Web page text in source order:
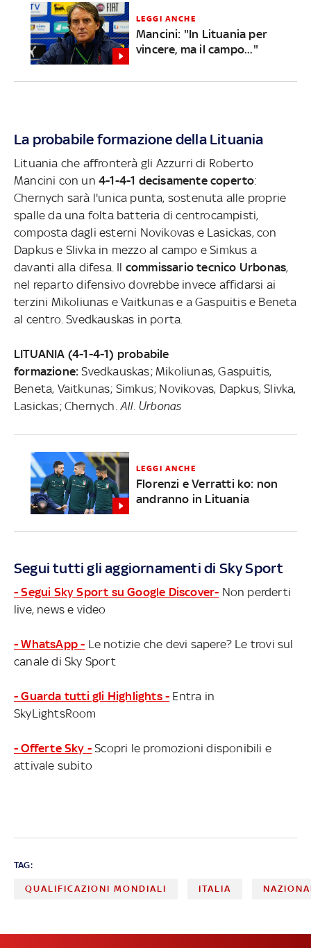
LEGGI ANCHE
Mancini: "In Lituania per
vincere, ma il campo..."
La probabile formazione della Lituania
Lituania che affronterà gli Azzurri di Roberto
Mancini con un 4-1-4-1 decisamente coperto:
Chernych sarà l'unica punta, sostenuta alle proprie
spalle da una folta batteria di centrocampisti,
composta dagli esterni Novikovas e Lasickas, con
Dapkus e Slivka in mezzo al campo e Simkus a
davanti alla difesa. Il commissario tecnico Urbonas,
nel reparto difensivo dovrebbe invece affidarsi ai
terzini Mikoliunas e Vaitkunas e a Gaspuitis e Beneta
al centro. Svedkauskas in porta.
LITUANIA (4-1-4-1) probabile
formazione: Svedkauskas; Mikoliunas, Gaspuitis,
Beneta, Vaitkunas; Simkus; Novikovas, Dapkus, Slivka,
Lasickas; Chernych. All. Urbonas
LEGGI ANCHE
Florenzi e Verratti ko: non
andranno in Lituania
Segui tutti gli aggiornamenti di Sky Sport
- Segui Sky Sport su Google Discover- Non perderti
live, news e video
- WhatsApp - Le notizie che devi sapere? Le trovi sul
canale di Sky Sport
- Guarda tutti gli Highlights - Entra in
SkyLightsRoom
- Offerte Sky - Scopri le promozioni disponibili e
attivale subito
TAG:
QUALIFICAZIONI MONDIALI ITALIA